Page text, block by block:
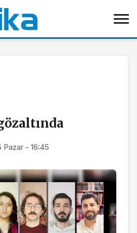
Pazar - 16:45